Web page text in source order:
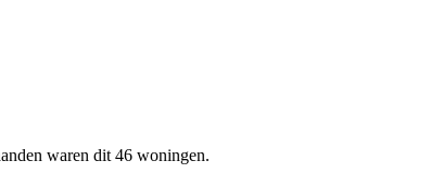
waren dit 46 woningen.